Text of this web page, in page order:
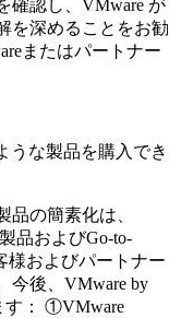
確認し、VMware が
を深めることをお勧
またはパートナー
うな製品を購入でき
品の簡素化は、
品およびGo-to-
様およびパートナー
今後、VMware by
す： ①VMware